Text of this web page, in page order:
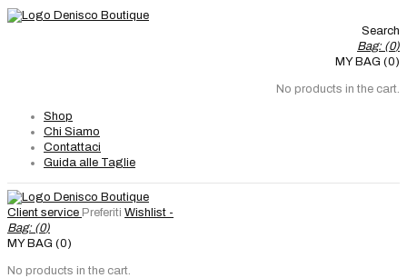
Search
Bag: (0)
MY BAG (0)
No products in the cart.
Shop
Chi Siamo
Contattaci
Guida alle Taglie
Client service Preferiti Wishlist -
Bag: (0)
MY BAG (0)
No products in the cart.